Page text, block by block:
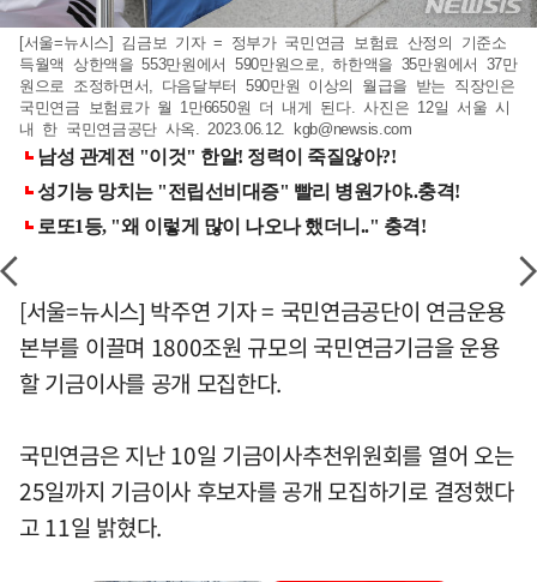
[서울=뉴시스] 김금보 기자 = 정부가 국민연금 보험료 산정의 기준소
득월액 상한액을 553만원에서 590만원으로, 하한액을 35만원에서 37만
원으로 조정하면서, 다음달부터 590만원 이상의 월급을 받는 직장인은
국민연금 보험료가 월 1만6650원 더 내게 된다. 사진은 12일 서울 시
내 한 국민연금공단 사옥. 2023.06.12.
kgb@newsis.com
[서울=뉴시스] 박주연 기자 = 국민연금공단이 연금운용
본부를 이끌며 1800조원 규모의 국민연금기금을 운용
할 기금이사를 공개 모집한다.
국민연금은 지난 10일 기금이사추천위원회를 열어 오는
25일까지 기금이사 후보자를 공개 모집하기로 결정했다
고 11일 밝혔다.